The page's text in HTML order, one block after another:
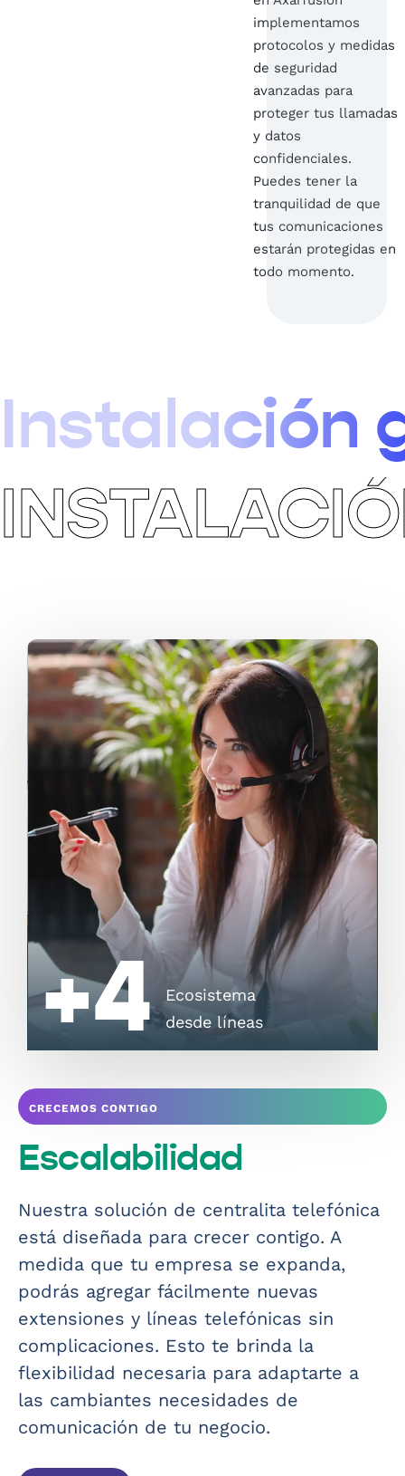
implementamos
protocolos y medidas
de seguridad
avanzadas para
proteger tus llamadas
y datos
confidenciales.
Puedes tener la
tranquilidad de que
tus comunicaciones
estarán protegidas en
todo momento.
Instalación
+4
Ecosistema
desde líneas
CRECEMOS CONTIGO
Escalabilidad
Nuestra solución de centralita telefónica
está diseñada para crecer contigo. A
medida que tu empresa se expanda,
podrás agregar fácilmente nuevas
extensiones y líneas telefónicas sin
complicaciones. Esto te brinda la
flexibilidad necesaria para adaptarte a
las cambiantes necesidades de
comunicación de tu negocio.